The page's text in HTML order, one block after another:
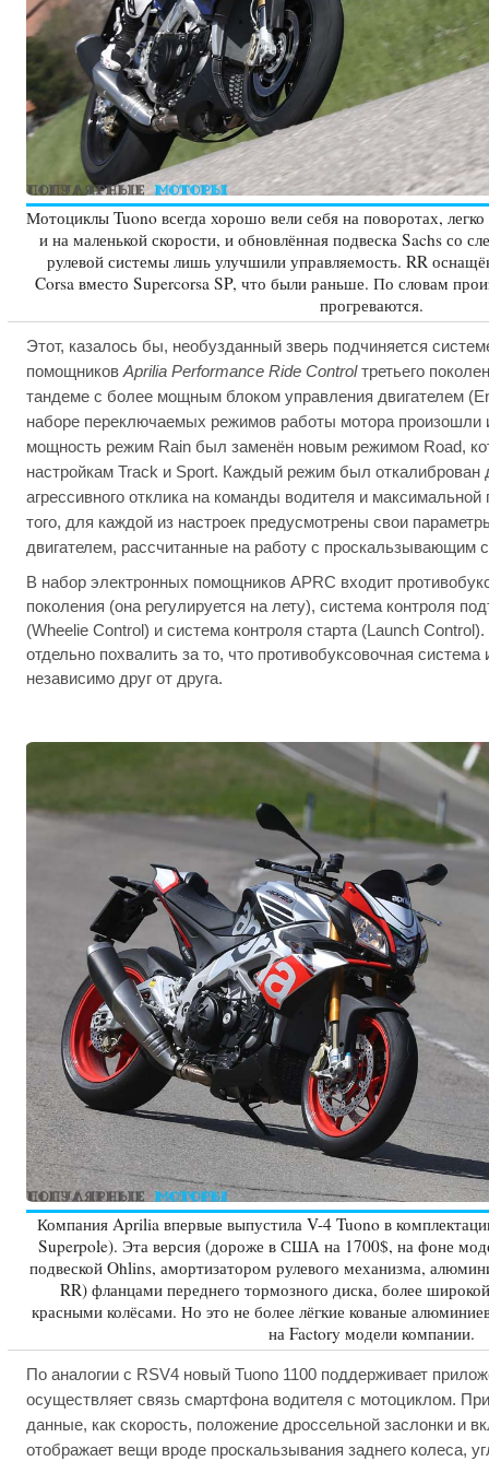
Мотоциклы Tuono всегда хорошо вели себя на поворотах,
и на маленькой скорости, и обновлённая подвеска Sachs со
рулевой системы лишь улучшили управляемость. RR
Corsa вместо Supercorsa SP, что были раньше. По словам
прогреваются.
Этот, казалось бы, необузданный зверь подчиняется
помощников Aprilia Performance Ride Controlтретьего
тандеме с более мощным блоком управления двигателем
наборе переключаемых режимов работы мотора произошли
мощность режим Rain был заменён новым режимом Road,
настройкам Track и Sport. Каждый режим был откалиброван
агрессивного отклика на команды водителя и
того, для каждой из настроек предусмотрены свои
двигателем, рассчитанные на работу с проскальзывающим
В набор электронных помощников APRC входит
поколения (она регулируется на лету), система контроля
(Wheelie Control) и система контроля старта (Launch
отдельно похвалить за то, что противобуксовочная
независимо друг от друга.
Компания Aprilia впервые выпустила V-4 Tuono в
Superpole). Эта версия (дороже в США на 1700$, на фоне
подвеской Ohlins, амортизатором рулевого механизма,
RR) фланцами переднего тормозного диска, более
красными колёсами. Но это не более лёгкие кованые
на Factory модели компании.
По аналогии с RSV4 новый Tuono 1100 поддерживает
осуществляет связь смартфона водителя с мотоциклом.
данные, как скорость, положение дроссельной заслонки и
отображает вещи вроде проскальзывания заднего колеса,